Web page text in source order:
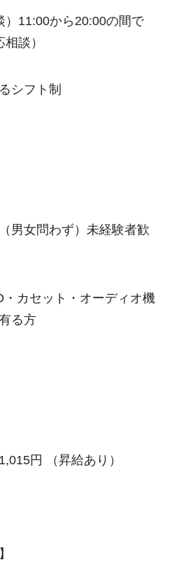
）11:00から20:00の間で
談）
シフト制
男女問わず）未経験者歓
カセット・オーディオ機
る方
円 （昇給あり）